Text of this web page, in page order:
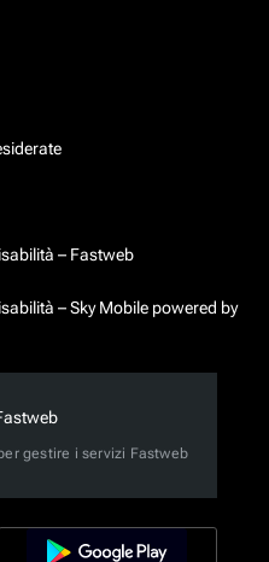
– Fastweb
– Sky Mobile powered by
gestire i servizi Fastweb